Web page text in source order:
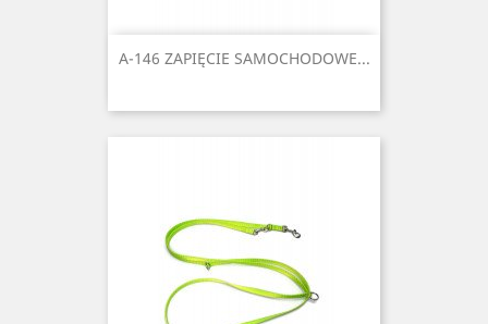
A-146 ZAPIĘCIE SAMOCHODOWE...